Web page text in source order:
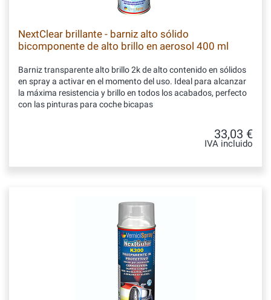
NextClear brillante - barniz alto sólido
bicomponente de alto brillo en aerosol 400 ml
Barniz transparente alto brillo 2k de alto contenido en sólidos
en spray a activar en el momento del uso. Ideal para alcanzar
la máxima resistencia y brillo en todos los acabados, perfecto
con las pinturas para coche bicapas
33,03 €
IVA incluido